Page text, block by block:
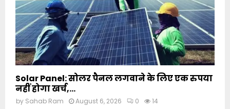
Solar Panel: सोलर पैनल लगवाने के लिए एक रुपया
नहीं होगा खर्च,...
by Sahab Ram August 6, 2026 0 14